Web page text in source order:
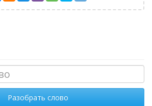
Разобрать слово